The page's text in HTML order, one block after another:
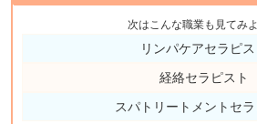
次はこんな職業も見てみ
リンパケアセラピス
経絡セラピスト
スパトリートメントセラ